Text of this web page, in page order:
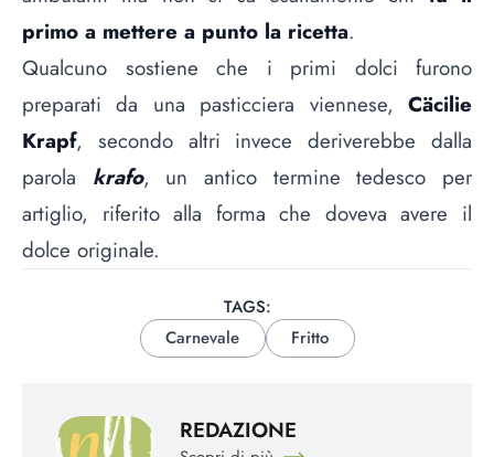
primo a mettere a punto la ricetta.
Qualcuno sostiene che i primi dolci furono
preparati da una pasticciera viennese, Cäcilie
Krapf, secondo altri invece deriverebbe dalla
parola krafo, un antico termine tedesco per
artiglio, riferito alla forma che doveva avere il
dolce originale.
TAGS:
Carnevale
Fritto
REDAZIONE